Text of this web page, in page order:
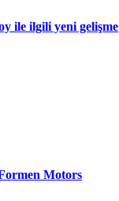
ile ilgili yeni gelişme
Motors